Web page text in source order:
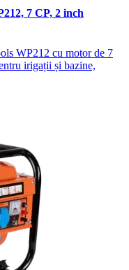
7 CP, 2 inch
WP212 cu motor de 7
irigații și bazine,